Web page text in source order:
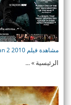
مشاهدة فيلم Ip Man 2 2010 مترجم
الرئيسية » ...